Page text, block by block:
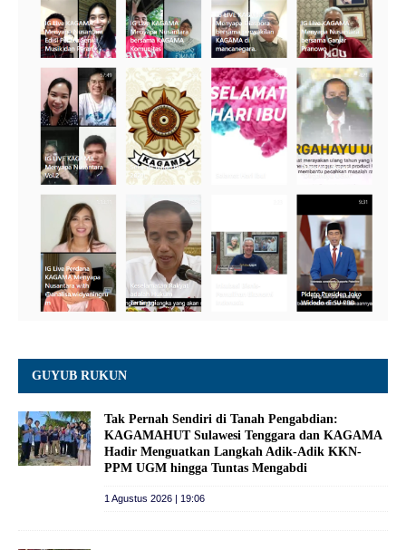
GUYUB RUKUN
Tak Pernah Sendiri di Tanah Pengabdian:
KAGAMAHUT Sulawesi Tenggara dan KAGAMA
Hadir Menguatkan Langkah Adik-Adik KKN-
PPM UGM hingga Tuntas Mengabdi
1 Agustus 2026 | 19:06